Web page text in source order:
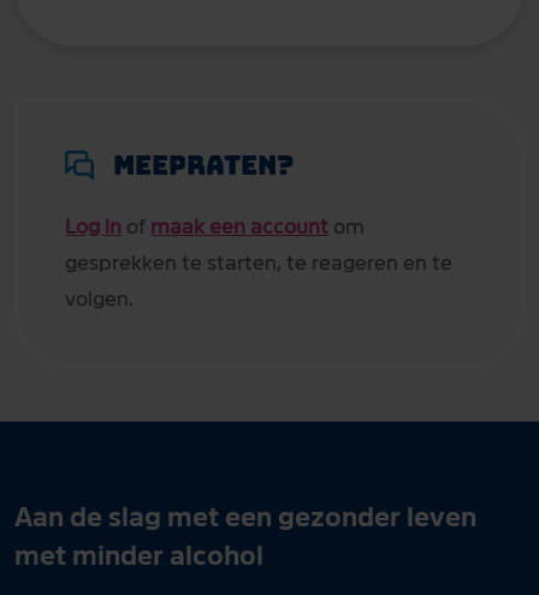
Meepraten?
Log in of maak een account om
gesprekken te starten, te reageren en te
volgen.
Aan de slag met een gezonder leven
met minder alcohol